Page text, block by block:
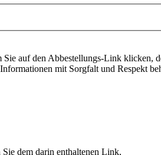
auf den Abbestellungs-Link
mit Sorgfalt und Respekt
dem darin enthaltenen Link,